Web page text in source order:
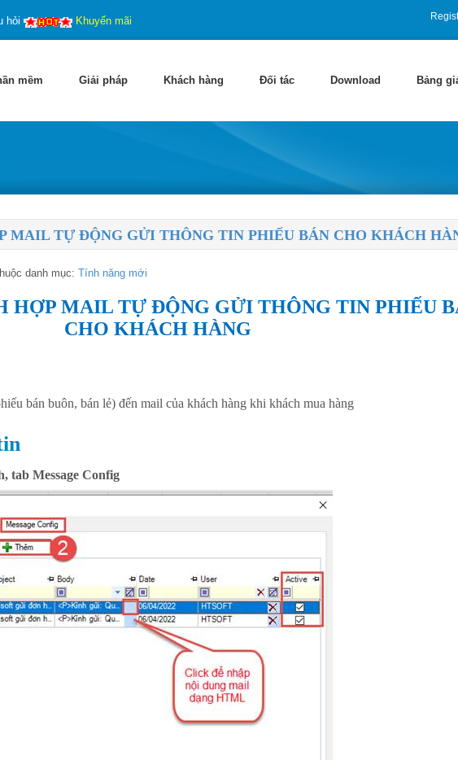
hỏi Khuyến mãi
mềm Giải pháp Khách hàng Đối tác Download Bảng
MAIL TỰ ĐỘNG GỬI THÔNG TIN PHIẾU BÁN CHO KHÁCH
danh mục: Tính năng mới
HỢP MAIL TỰ ĐỘNG GỬI THÔNG TIN PHIẾU
CHO KHÁCH HÀNG
bán buôn, bán lẻ) đến mail của khách hàng khi khách mua hàng
tab Message Config